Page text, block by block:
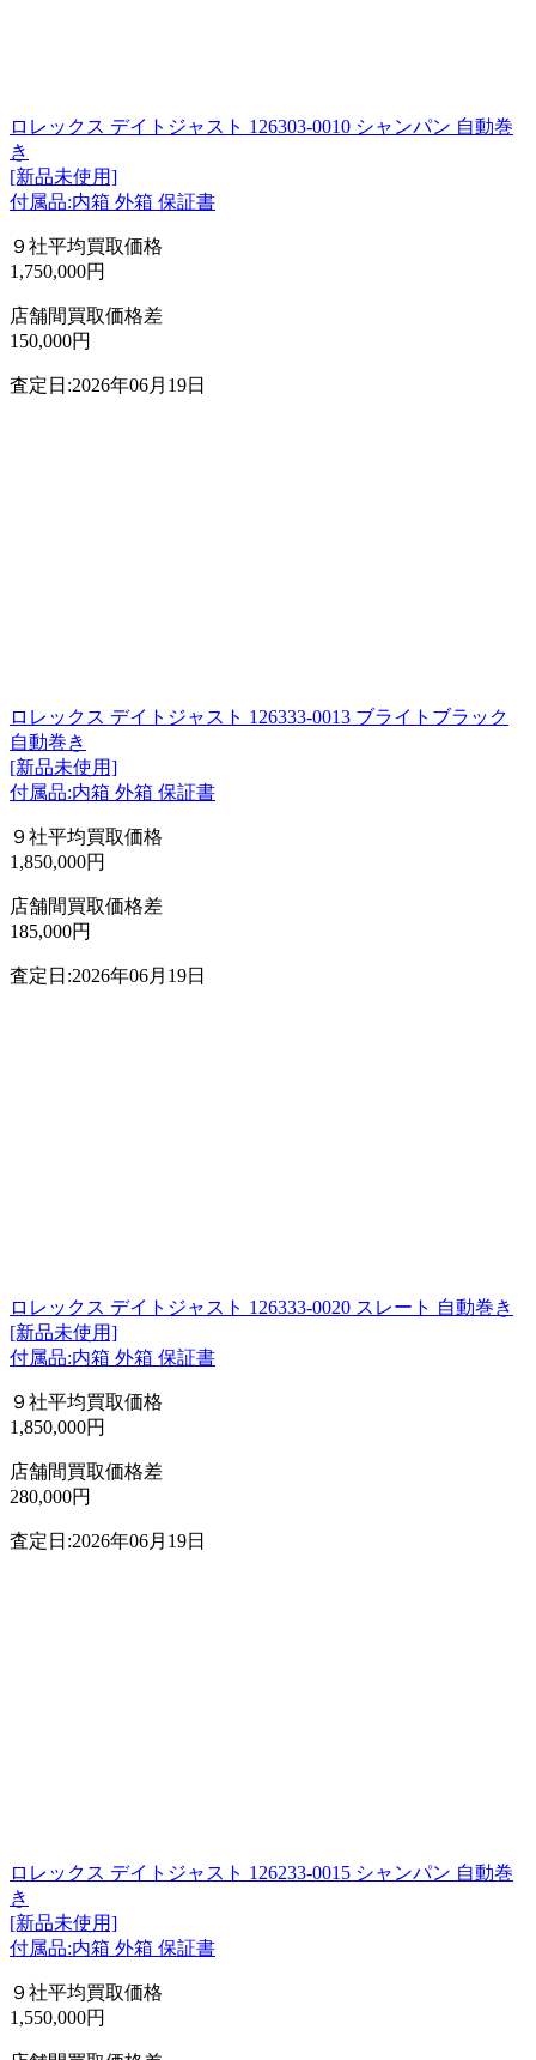
ロレックス デイトジャスト 126303-0010 シャンパン 自動巻
き
[新品未使用]
付属品:内箱 外箱 保証書
９社平均買取価格
1,750,000円
店舗間買取価格差
150,000円
査定日:2026年06月19日
ロレックス デイトジャスト 126333-0013 ブライトブラック
自動巻き
[新品未使用]
付属品:内箱 外箱 保証書
９社平均買取価格
1,850,000円
店舗間買取価格差
185,000円
査定日:2026年06月19日
ロレックス デイトジャスト 126333-0020 スレート 自動巻き
[新品未使用]
付属品:内箱 外箱 保証書
９社平均買取価格
1,850,000円
店舗間買取価格差
280,000円
査定日:2026年06月19日
ロレックス デイトジャスト 126233-0015 シャンパン 自動巻
き
[新品未使用]
付属品:内箱 外箱 保証書
９社平均買取価格
1,550,000円